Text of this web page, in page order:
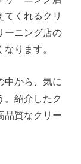
てくれるクリ
ーニング店の
ります。
中から、気に
。紹介したク
品質なクリー